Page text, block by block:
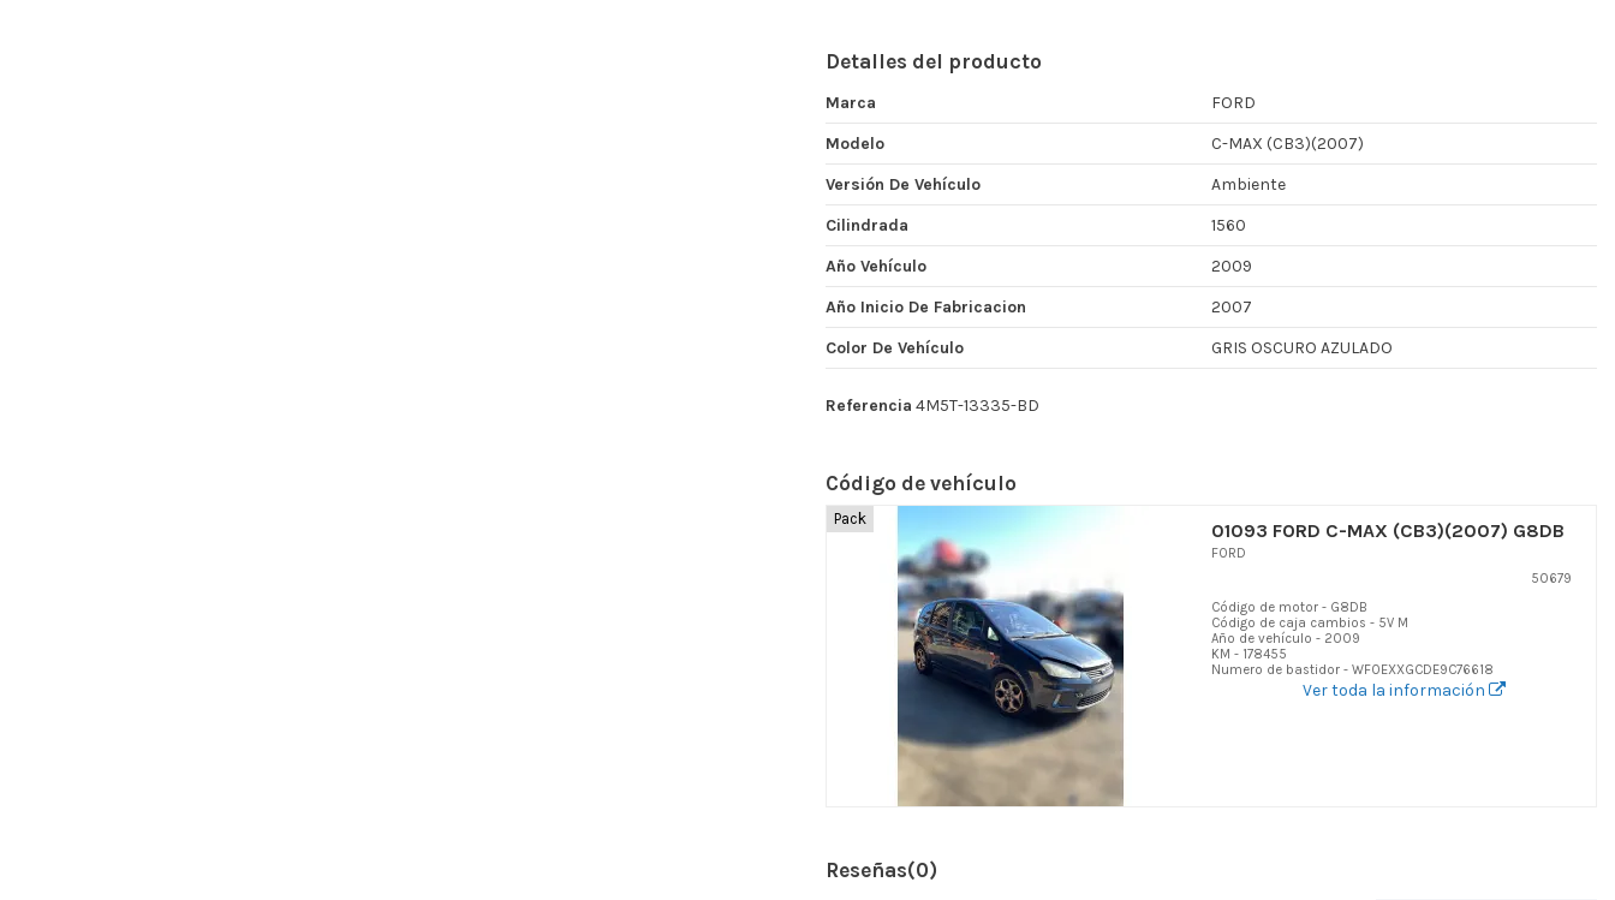
Detalles del producto
Marca
FORD
Modelo
C-MAX (CB3)(2007)
Versión De Vehículo
Ambiente
Cilindrada
1560
Año Vehículo
2009
Año Inicio De Fabricacion
2007
Color De Vehículo
GRIS OSCURO AZULADO
Referencia 4M5T-13335-BD
Código de vehículo
Pack
01093 FORD C-MAX (CB3)(2007) G8DB
FORD
50679
Código de motor - G8DB
Código de caja cambios - 5V M
Año de vehículo - 2009
KM - 178455
Numero de bastidor - WF0EXXGCDE9C76618
Ver toda la información
Reseñas(0)